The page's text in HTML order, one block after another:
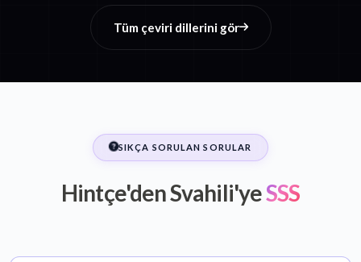
Tüm çeviri dillerini gör
SIKÇA SORULAN SORULAR
Hintçe'den Svahili'yeSSS